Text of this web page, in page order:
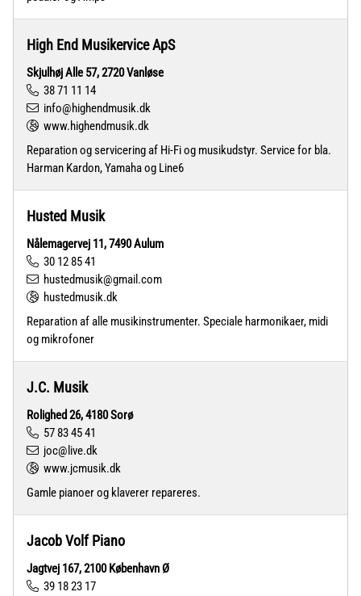
High End Musikervice ApS
Skjulhøj Alle 57, 2720 Vanløse
38 71 11 14
info@highendmusik.dk
www.highendmusik.dk
Reparation og servicering af Hi-Fi og musikudstyr. Service for bla.
Harman Kardon, Yamaha og Line6
Husted Musik
Nålemagervej 11, 7490 Aulum
30 12 85 41
hustedmusik@gmail.com
hustedmusik.dk
Reparation af alle musikinstrumenter. Speciale harmonikaer, midi
og mikrofoner
J.C. Musik
Rolighed 26, 4180 Sorø
57 83 45 41
joc@live.dk
www.jcmusik.dk
Gamle pianoer og klaverer repareres.
Jacob Volf Piano
Jagtvej 167, 2100 København Ø
39 18 23 17